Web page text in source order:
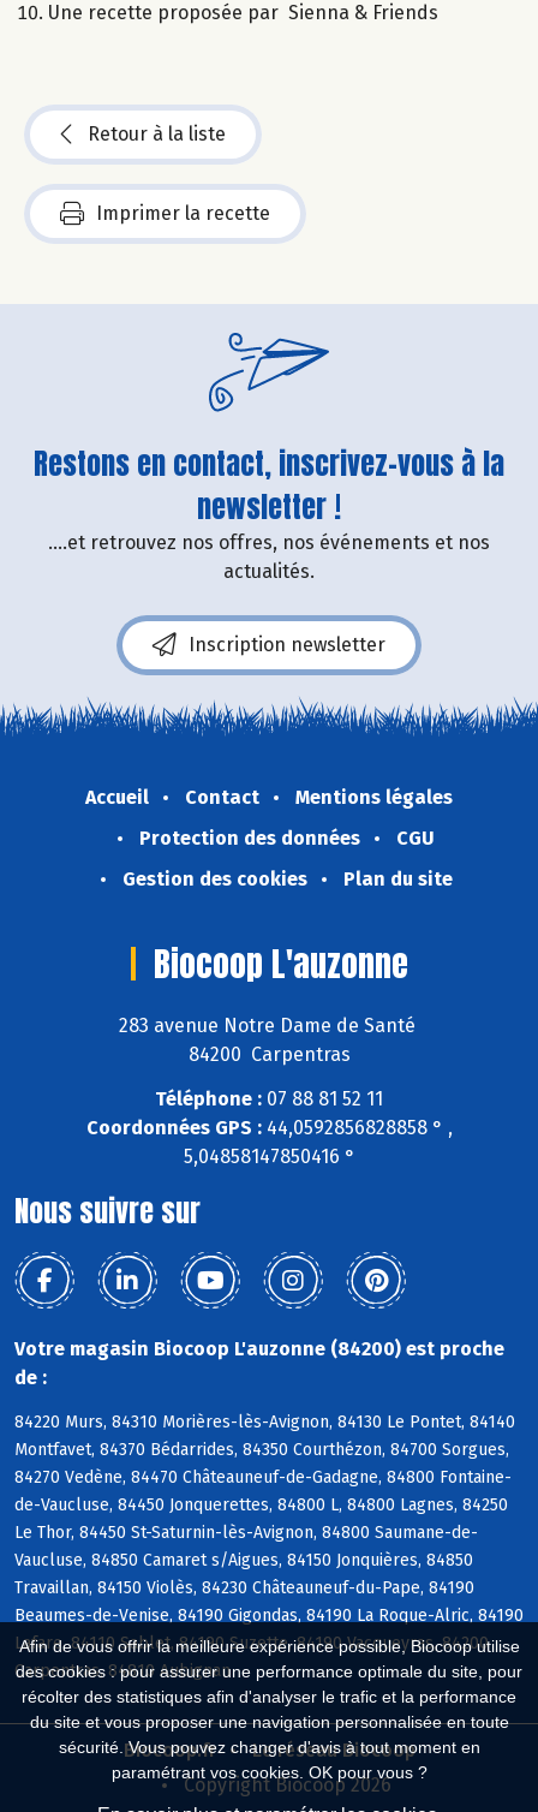
Afin de vous offrir la meilleure expérience possible, Biocoop utilise
des cookies : pour assurer une performance optimale du site, pour
récolter des statistiques afin d'analyser le trafic et la performance
du site et vous proposer une navigation personnalisée en toute
sécurité. Vous pouvez changer d'avis à tout moment en
paramétrant vos cookies. OK pour vous ?
Une recette proposée par Sienna & Friends
Retour à la liste
Imprimer la recette
Restons en contact, inscrivez-vous à la
newsletter !
....et retrouvez nos offres, nos événements et nos
actualités.
Inscription newsletter
Accueil Contact
Mentions légales
Protection des données
CGU
Gestion des cookies
Plan du site
Biocoop L'auzonne
283 avenue Notre Dame de Santé
84200 Carpentras
Téléphone : 07 88 81 52 11
Coordonnées GPS :44,0592856828858 ° ,
5,04858147850416 °
Nous suivre sur
Votre magasin Biocoop L'auzonne (84200) est proche
de :
84220 Murs, 84310 Morières-lès-Avignon, 84130 Le Pontet, 84140
Montfavet, 84370 Bédarrides, 84350 Courthézon, 84700 Sorgues,
84270 Vedène, 84470 Châteauneuf-de-Gadagne, 84800 Fontaine-
de-Vaucluse, 84450 Jonquerettes, 84800 L, 84800 Lagnes, 84250
Le Thor, 84450 St-Saturnin-lès-Avignon, 84800 Saumane-de-
Vaucluse, 84850 Camaret s/Aigues, 84150 Jonquières, 84850
Travaillan, 84150 Violès, 84230 Châteauneuf-du-Pape, 84190
Beaumes-de-Venise, 84190 Gigondas, 84190 La Roque-Alric, 84190
Lafare, 84110 Sablet, 84190 Suzette, 84190 Vacqueyras, 84200
Carpentras, 84810 Aubignan
Biocoop.fr
Le réseau Biocoop
Copyright Biocoop 2026